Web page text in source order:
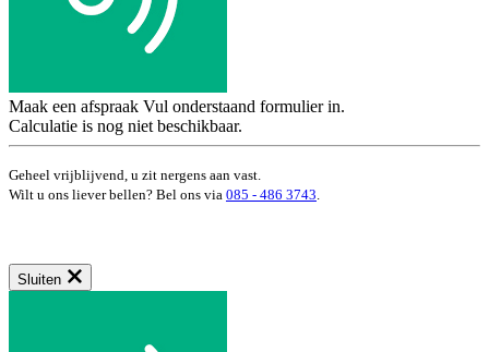
Maak een afspraak Vul onderstaand formulier in.
Calculatie is nog niet beschikbaar.
Geheel vrijblijvend, u zit nergens aan vast.
Wilt u ons liever bellen? Bel ons via 085 - 486 3743.
Sluiten